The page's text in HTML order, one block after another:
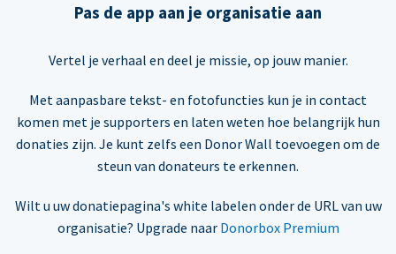
Pas de app aan je organisatie aan
Vertel je verhaal en deel je missie, op jouw manier.
Met aanpasbare tekst- en fotofuncties kun je in contact
komen met je supporters en laten weten hoe belangrijk hun
donaties zijn. Je kunt zelfs een Donor Wall toevoegen om de
steun van donateurs te erkennen.
Wilt u uw donatiepagina's white labelen onder de URL van uw
organisatie? Upgrade naar Donorbox Premium